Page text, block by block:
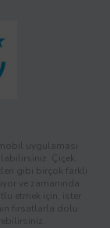
uygulaması
Çiçek,
gibi birçok farklı
ve zamanında
etmek için, ister
fırsatlarla dolu